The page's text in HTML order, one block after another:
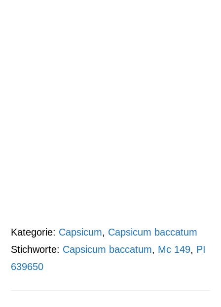
Kategorie: Capsicum, Capsicum baccatum
Stichworte: Capsicum baccatum, Mc 149, PI
639650